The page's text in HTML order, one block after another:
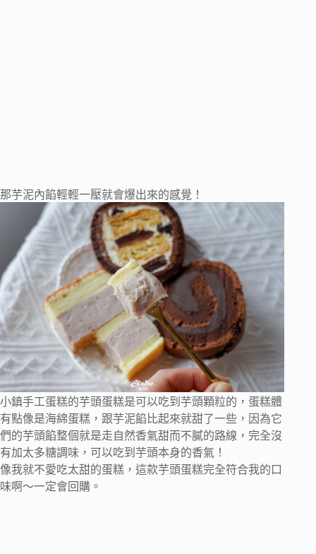
那芋泥內餡輕輕一壓就會爆出來的感覺！
小鎮手工蛋糕的芋頭蛋糕是可以吃到芋頭顆粒的，蛋糕體
有點像是海綿蛋糕，跟芋泥餡比起來就甜了一些，因為它
們的芋頭餡整個就是走自然香氣甜而不膩的路線，完全沒
有加太多糖調味，可以吃到芋頭本身的香氣！
像我就不愛吃太甜的蛋糕，這款芋頭蛋糕完全符合我的口
味啊～一定會回購。